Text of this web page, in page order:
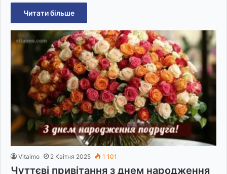
Читати більше
Vitaimo 2 Квітня 2025 1 101
Чуттєві привітання з днем народження